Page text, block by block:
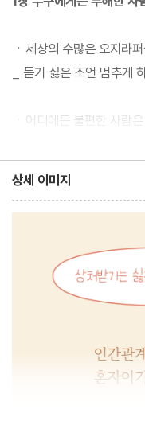
그런데 많은 사람들이 쉽
리들, 시도 때도 없이 불
구로 둘러싸인 인간관계
히는 말들이 흘러넘친다.
자그맣게 자리 잡은 생채
그때 그 말이 떠올라 상처
지 않을 방법은 없을까?
면 상처받고 멀어지면 외
ㆍ세상의 수많은 오지라
_ 듣기 싫은 조언 멈추게
ㆍ어디에든 불편한 사람
ㆍ그게 너의 인생 최대 업
_ 잘난 ‘척’하는 사람 상대
ㆍ낮말은 카카오톡이 듣
_ 험담하는 자리 피하는 법
_ ‘나’에게만 있는 것을 찾
상세 이미지